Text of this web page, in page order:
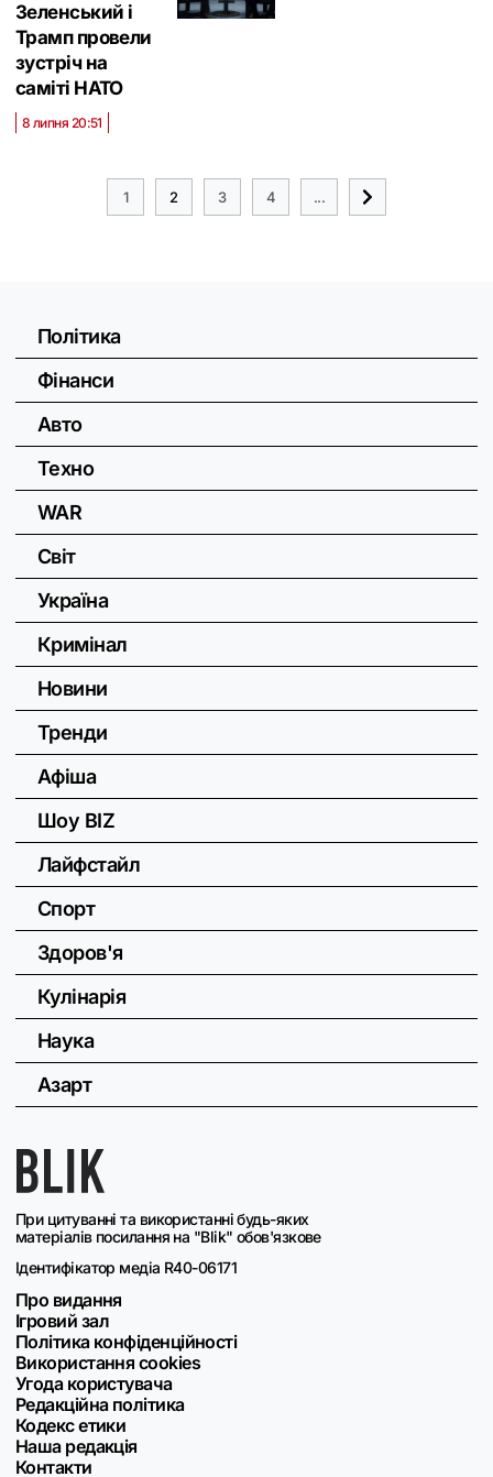
Зеленський і
Трамп провели
зустріч на
саміті НАТО
8 липня 20:51
1 2 3 4 ...
При цитуванні та використанні будь-яких
матеріалів посилання на "Blik" обов'язкове
Ідентифікатор медіа R40-06171
Про видання
Ігровий зал
Політика конфіденційності
Використання cookies
Угода користувача
Редакційна політика
Кодекс етики
Наша редакція
Контакти
Політика
Фінанси
Авто
Техно
WAR
Світ
Україна
Кримінал
Новини
Тренди
Афіша
Шоу BIZ
Лайфстайл
Спорт
Здоров'я
Кулінарія
Наука
Азарт